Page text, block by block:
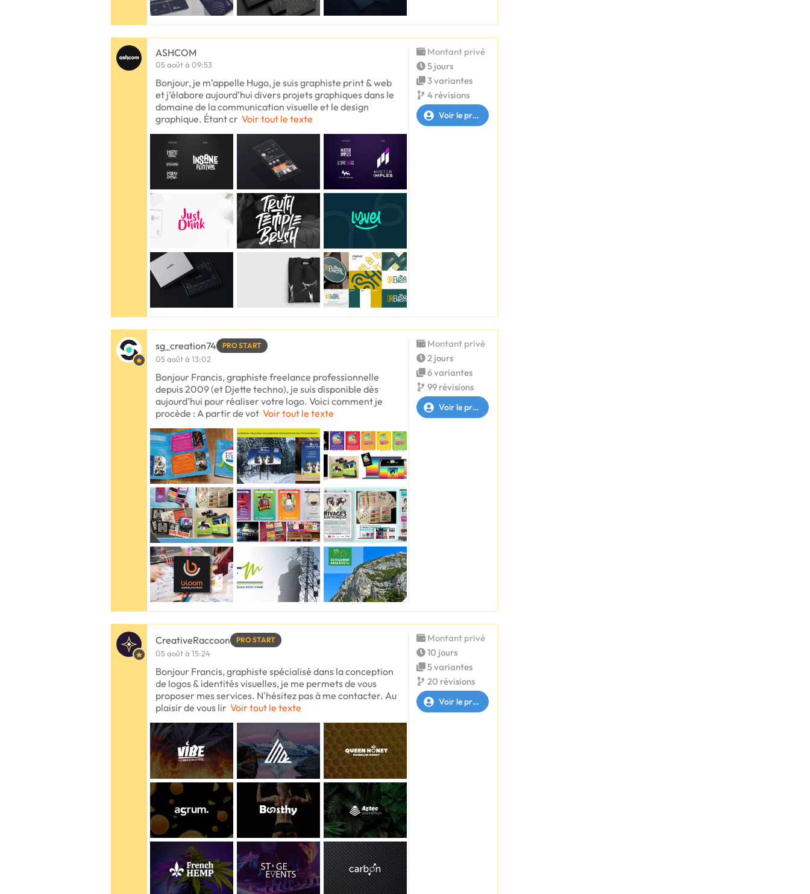
ASHCOM
05 août à 09:53
Bonjour, je m’appelle Hugo, je suis graphiste print & web
et j’élabore aujourd’hui divers projets graphiques dans le
domaine de la communication visuelle et le design
graphique. Étant cr Voir tout le texte
Montant privé
5 jours
3 variantes
4 révisions
Voir le profil
sg_creation74 PRO START
05 août à 13:02
Bonjour Francis, graphiste freelance professionnelle
depuis 2009 (et Djette techno), je suis disponible dès
aujourd’hui pour réaliser votre logo. Voici comment je
procède : A partir de vot Voir tout le texte
Montant privé
2 jours
6 variantes
99 révisions
Voir le profil
CreativeRaccoon PRO START
05 août à 15:24
Bonjour Francis, graphiste spécialisé dans la conception
de logos & identités visuelles, je me permets de vous
proposer mes services. N'hésitez pas à me contacter. Au
plaisir de vous lir Voir tout le texte
Montant privé
10 jours
5 variantes
20 révisions
Voir le profil